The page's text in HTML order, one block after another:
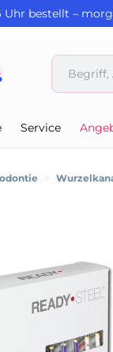
Uhr bestellt –
Service
>